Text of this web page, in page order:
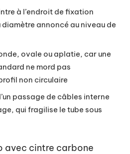
à l’endroit de fixation
annoncé au niveau de
ovale ou aplatie, car une
ne mord pas
non circulaire
passage de câbles interne
qui fragilise le tube sous
avec cintre carbone